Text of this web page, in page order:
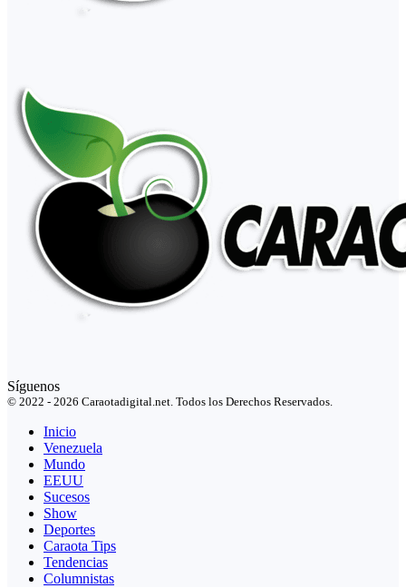
Síguenos
© 2022 - 2026 Caraotadigital.net. Todos los Derechos Reservados.
Inicio
Venezuela
Mundo
EEUU
Sucesos
Show
Deportes
Caraota Tips
Tendencias
Columnistas